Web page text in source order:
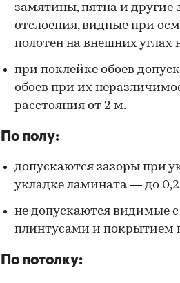
замятины, пятна и другие
отслоения, видные при
полотен на внешних углах
при поклейке обоев
обоев при их
расстояния от 2 м.
По полу:
допускаются зазоры при
укладке ламината — до
не допускаются видимые
плинтусами и покрытием
По потолку: